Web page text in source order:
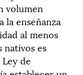
volumen
enseñanza
al menos
es
de